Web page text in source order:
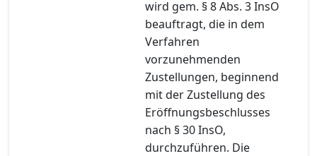
wird gem. § 8 Abs. 3 InsO
beauftragt, die in dem
Verfahren
vorzunehmenden
Zustellungen, beginnend
mit der Zustellung des
Eröffnungsbeschlusses
nach § 30 InsO,
durchzuführen. Die